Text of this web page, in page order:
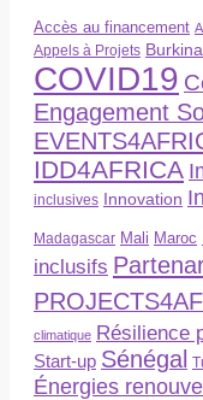
Accès au financement
Appels à Projets
COVID19
Engagement
IDD4AFRICA
inclusives Innovation
Madagascar Mali Maroc
inclusifs
climatique Résilience
Start-up Sénégal
Énergies